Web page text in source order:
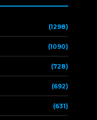
(1298)
(1090)
(728)
(692)
(631)